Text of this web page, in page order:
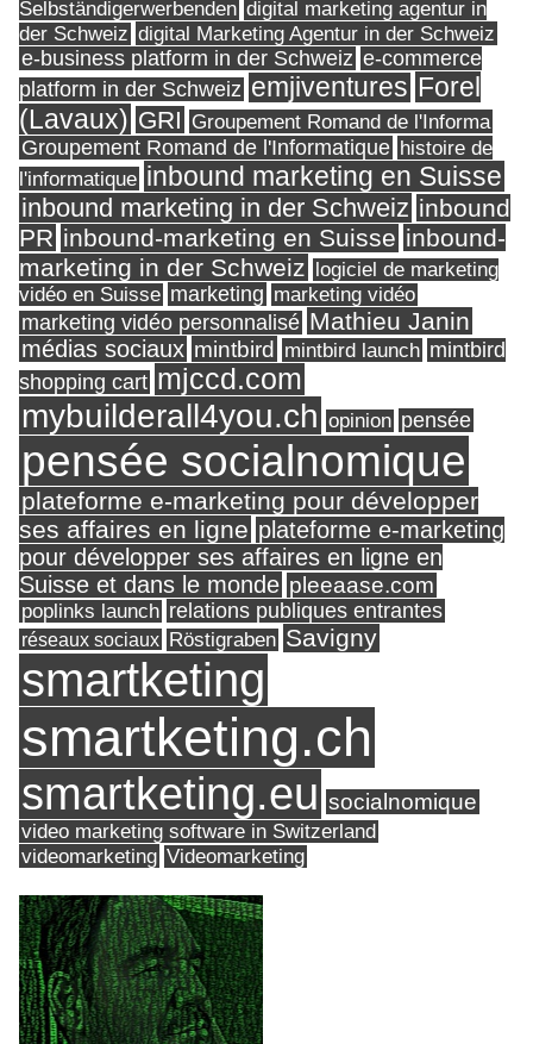
Selbständigerwerbenden digital marketing agentur in
der Schweiz digital Marketing Agentur in der Schweiz
e-business platform in der Schweiz e-commerce
platform in der Schweiz emjiventures Forel
(Lavaux) GRI Groupement Romand de l'Informa
Groupement Romand de l'Informatique histoire de
l'informatique inbound marketing en Suisse
inbound marketing in der Schweiz inbound
PR inbound-marketing en Suisse inbound-
marketing in der Schweiz logiciel de marketing
vidéo en Suisse marketing marketing vidéo
marketing vidéo personnalisé Mathieu Janin
médias sociaux mintbird mintbird launch mintbird
shopping cart mjccd.com
mybuilderall4you.ch opinion pensée
pensée socialnomique
plateforme e-marketing pour développer
ses affaires en ligne plateforme e-marketing
pour développer ses affaires en ligne en
Suisse et dans le monde pleeaase.com
poplinks launch relations publiques entrantes
réseaux sociaux Röstigraben Savigny
smartketing
smartketing.ch
smartketing.eu socialnomique
video marketing software in Switzerland
videomarketing Videomarketing